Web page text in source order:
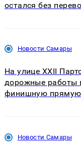
магазина: список
остался без
Новости Самары
На улице XXII
дорожные работы
финишную прямую
Новости Самары